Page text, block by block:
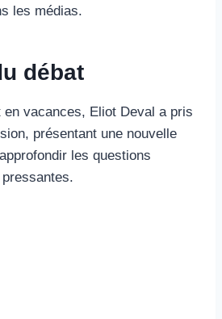
les médias.
débat
en vacances, Eliot Deval a pris
présentant une nouvelle
les questions